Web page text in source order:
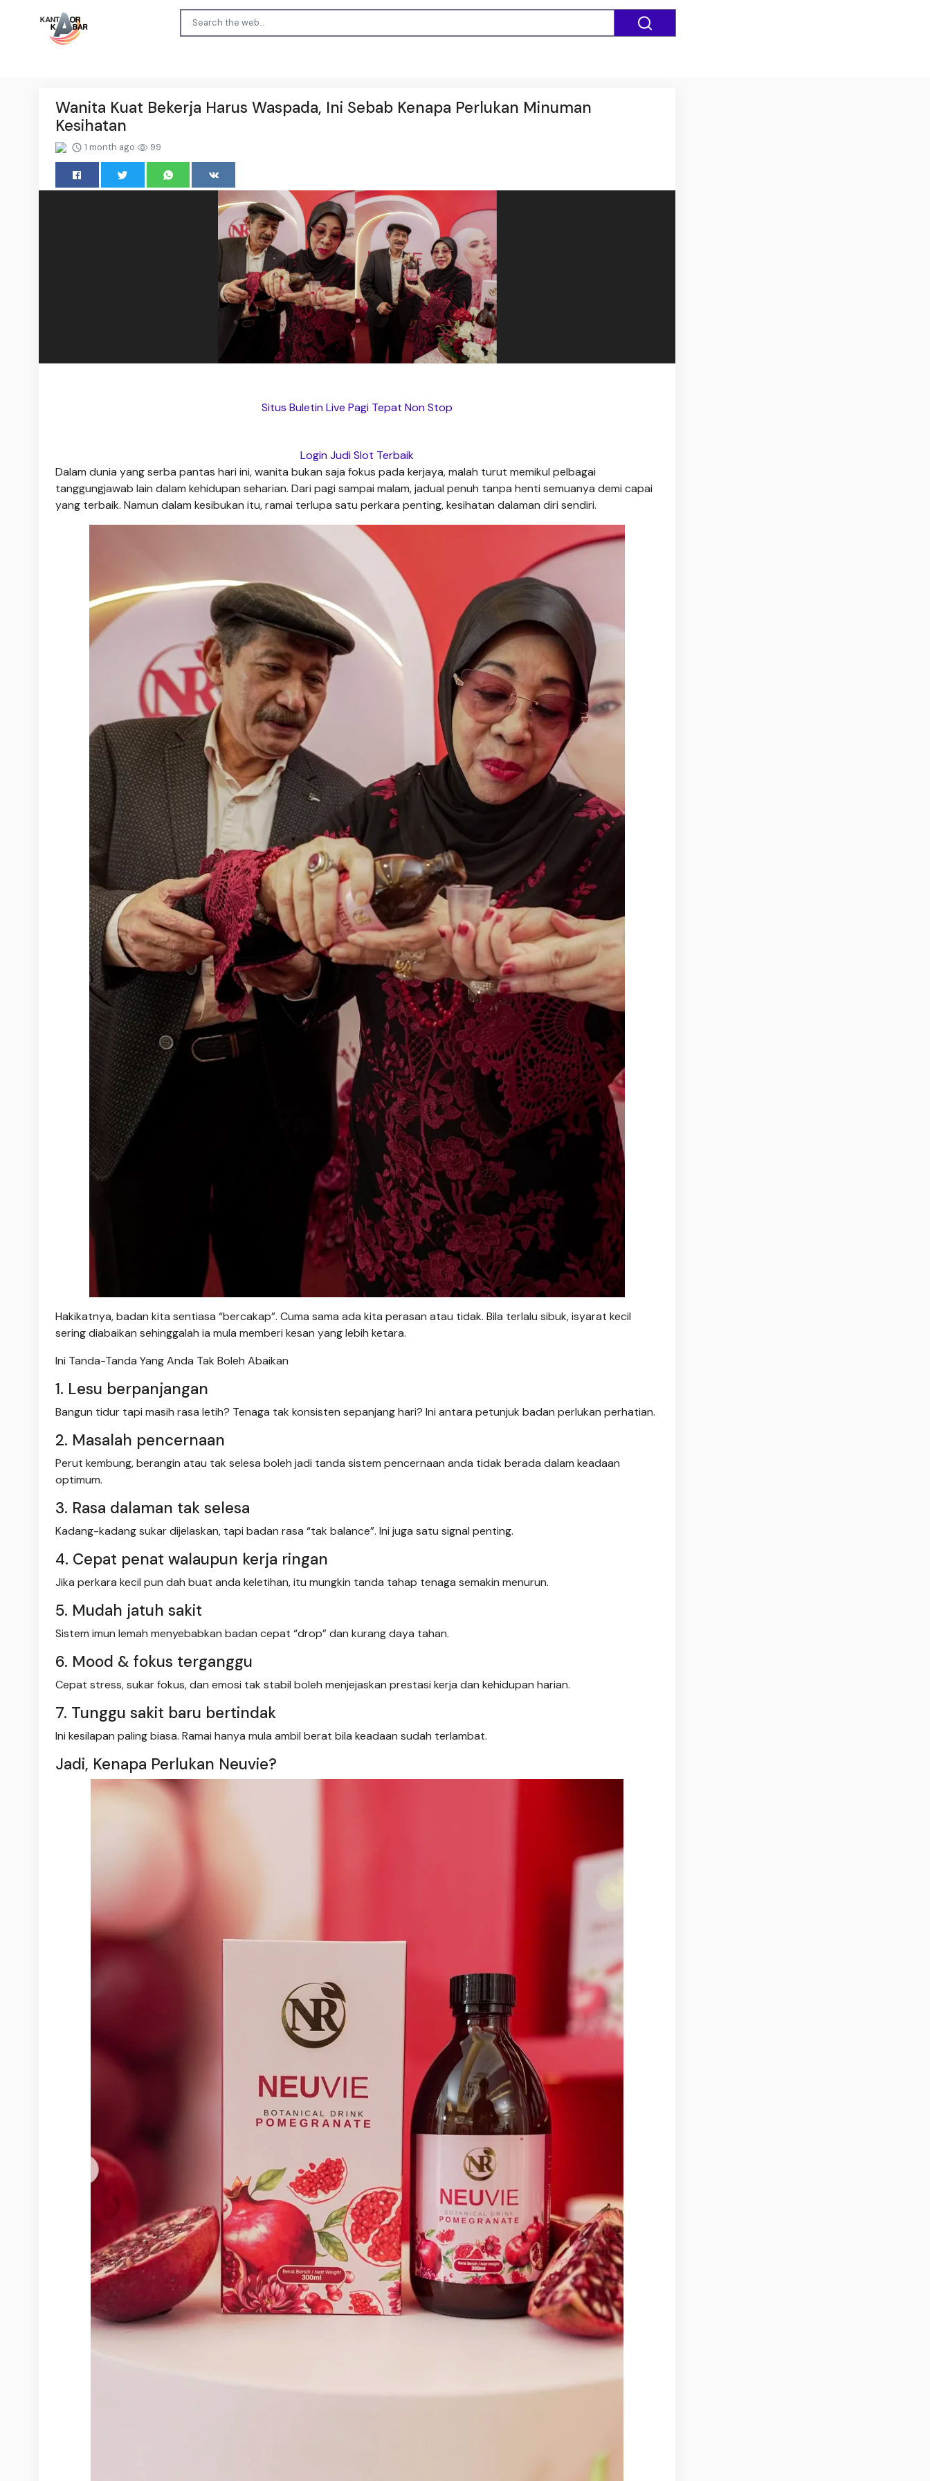
Wanita Kuat Bekerja Harus Waspada, Ini Sebab Kenapa Perlukan Minuman
Kesihatan
1 month ago 99
Situs Buletin Live Pagi Tepat Non Stop
Login Judi Slot Terbaik
Dalam dunia yang serba pantas hari ini, wanita bukan saja fokus pada kerjaya, malah turut memikul pelbagai
tanggungjawab lain dalam kehidupan seharian. Dari pagi sampai malam, jadual penuh tanpa henti semuanya demi capai
yang terbaik. Namun dalam kesibukan itu, ramai terlupa satu perkara penting, kesihatan dalaman diri sendiri.
Hakikatnya, badan kita sentiasa “bercakap”. Cuma sama ada kita perasan atau tidak. Bila terlalu sibuk, isyarat kecil
sering diabaikan sehinggalah ia mula memberi kesan yang lebih ketara.
Ini Tanda-Tanda Yang Anda Tak Boleh Abaikan
1. Lesu berpanjangan
Bangun tidur tapi masih rasa letih? Tenaga tak konsisten sepanjang hari? Ini antara petunjuk badan perlukan perhatian.
2. Masalah pencernaan
Perut kembung, berangin atau tak selesa boleh jadi tanda sistem pencernaan anda tidak berada dalam keadaan
optimum.
3. Rasa dalaman tak selesa
Kadang-kadang sukar dijelaskan, tapi badan rasa “tak balance”. Ini juga satu signal penting.
4. Cepat penat walaupun kerja ringan
Jika perkara kecil pun dah buat anda keletihan, itu mungkin tanda tahap tenaga semakin menurun.
5. Mudah jatuh sakit
Sistem imun lemah menyebabkan badan cepat “drop” dan kurang daya tahan.
6. Mood & fokus terganggu
Cepat stress, sukar fokus, dan emosi tak stabil boleh menjejaskan prestasi kerja dan kehidupan harian.
7. Tunggu sakit baru bertindak
Ini kesilapan paling biasa. Ramai hanya mula ambil berat bila keadaan sudah terlambat.
Jadi, Kenapa Perlukan Neuvie?